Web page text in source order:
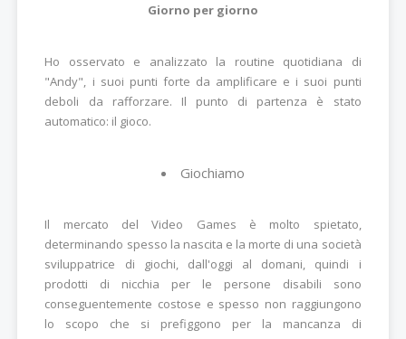
Giorno per giorno
Ho osservato e analizzato la routine quotidiana di
"Andy", i suoi punti forte da amplificare e i suoi punti
deboli da rafforzare. Il punto di partenza è stato
automatico: il gioco.
Giochiamo
Il mercato del Video Games è molto spietato,
determinando spesso la nascita e la morte di una società
sviluppatrice di giochi, dall'oggi al domani, quindi i
prodotti di nicchia per le persone disabili sono
conseguentemente costose e spesso non raggiungono
lo scopo che si prefiggono per la mancanza di